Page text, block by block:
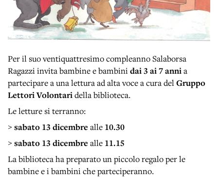
Per il suo ventiquattresimo compleanno Salaborsa
Ragazzi invita bambine e bambinidai 3 ai 7 annia
partecipare a una lettura ad alta voce a cura delGruppo
Lettori Volontaridella biblioteca.
Le letture si terranno:
>sabato 13 dicembre alle 10.30
>sabato 13 dicembre alle 11.15
La biblioteca ha preparato un piccolo regalo per le
bambine e i bambini che parteciperanno.